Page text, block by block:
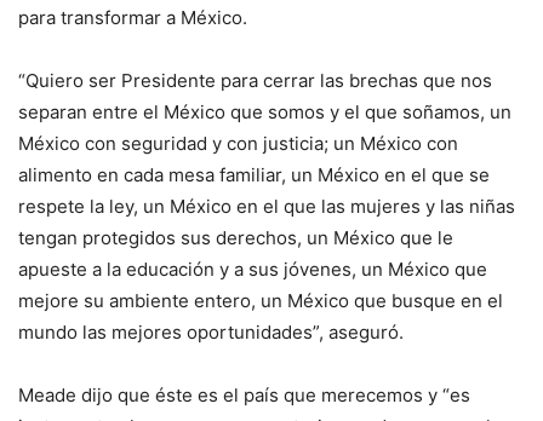
para transformar a México.
“Quiero ser Presidente para cerrar las brechas que nos
separan entre el México que somos y el que soñamos, un
México con seguridad y con justicia; un México con
alimento en cada mesa familiar, un México en el que se
respete la ley, un México en el que las mujeres y las niñas
tengan protegidos sus derechos, un México que le
apueste a la educación y a sus jóvenes, un México que
mejore su ambiente entero, un México que busque en el
mundo las mejores oportunidades”, aseguró.
Meade dijo que éste es el país que merecemos y “es